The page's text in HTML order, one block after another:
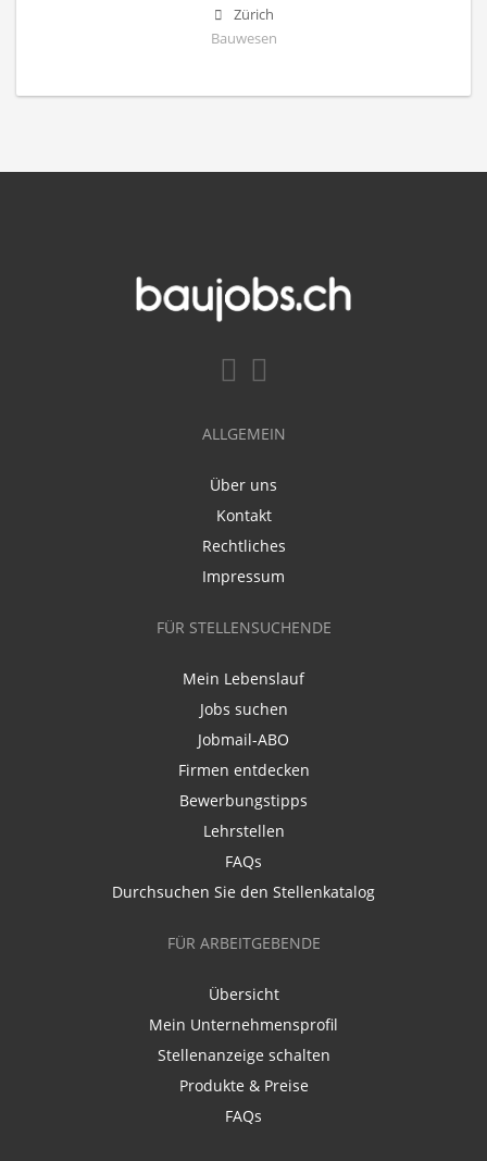
Zürich
Bauwesen
ALLGEMEIN
Über uns
Kontakt
Rechtliches
Impressum
FÜR STELLENSUCHENDE
Mein Lebenslauf
Jobs suchen
Jobmail-ABO
Firmen entdecken
Bewerbungstipps
Lehrstellen
FAQs
Durchsuchen Sie den Stellenkatalog
FÜR ARBEITGEBENDE
Übersicht
Mein Unternehmensprofil
Stellenanzeige schalten
Produkte & Preise
FAQs